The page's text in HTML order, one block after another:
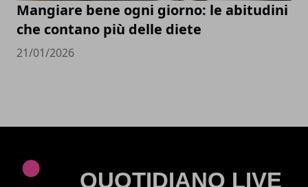
Mangiare bene ogni giorno: le abitudini
che contano più delle diete
21/01/2026